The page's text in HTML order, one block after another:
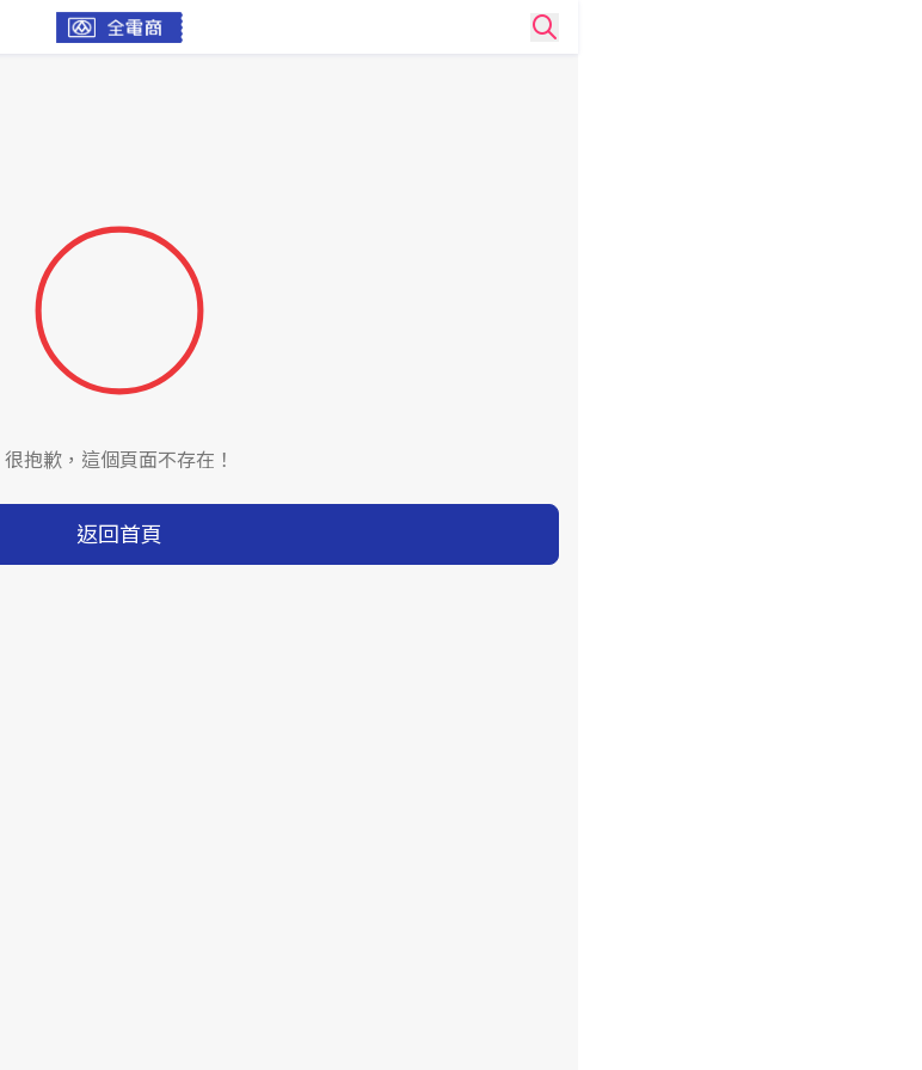
很抱歉，這個頁面不存在！
返回首頁